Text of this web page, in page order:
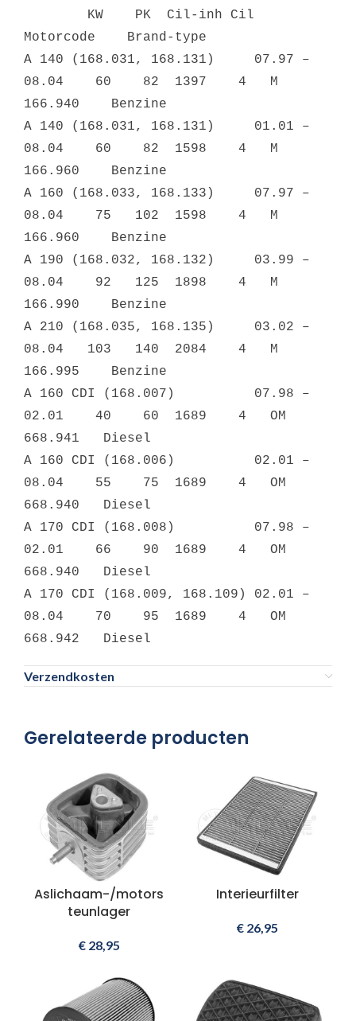
KW PK Cil-inh Cil
Motorcode Brand-type
A 140 (168.031, 168.131) 07.97 –
08.04 60 82 1397 4 M
166.940 Benzine
A 140 (168.031, 168.131) 01.01 –
08.04 60 82 1598 4 M
166.960 Benzine
A 160 (168.033, 168.133) 07.97 –
08.04 75 102 1598 4 M
166.960 Benzine
A 190 (168.032, 168.132) 03.99 –
08.04 92 125 1898 4 M
166.990 Benzine
A 210 (168.035, 168.135) 03.02 –
08.04 103 140 2084 4 M
166.995 Benzine
A 160 CDI (168.007) 07.98 –
02.01 40 60 1689 4 OM
668.941 Diesel
A 160 CDI (168.006) 02.01 –
08.04 55 75 1689 4 OM
668.940 Diesel
A 170 CDI (168.008) 07.98 –
02.01 66 90 1689 4 OM
668.940 Diesel
A 170 CDI (168.009, 168.109) 02.01 –
08.04 70 95 1689 4 OM
668.942 Diesel
Verzendkosten
Gerelateerde producten
Aslichaam-/motors
teunlager
€28,95
Interieurfilter
€26,95